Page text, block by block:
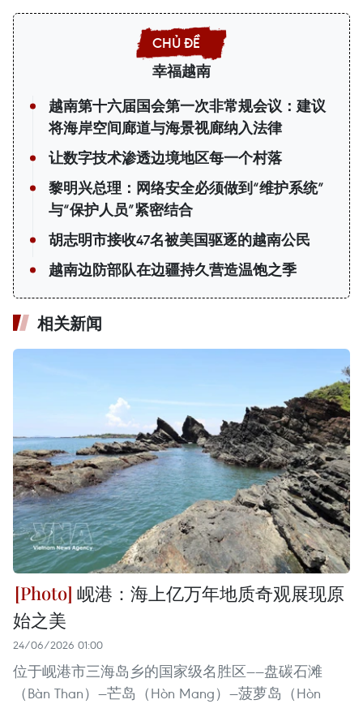
幸福越南
越南第十六届国会第一次非常规会议：建议
将海岸空间廊道与海景视廊纳入法律
让数字技术渗透边境地区每一个村落
黎明兴总理：网络安全必须做到“维护系统”
与“保护人员”紧密结合
胡志明市接收47名被美国驱逐的越南公民
越南边防部队在边疆持久营造温饱之季
相关新闻
岘港：海上亿万年地质奇观展现原
始之美
24/06/2026 01:00
位于岘港市三海岛乡的国家级名胜区——盘碳石滩
（Bàn Than）—芒岛（Hòn Mang）—菠萝岛（Hòn